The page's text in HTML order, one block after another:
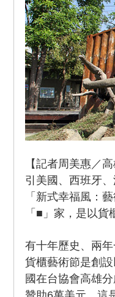
【記者周美惠／
引美國、西班牙
「新式幸福風：
「■」家，是以貨
有十年歷史、兩
貨櫃藝術節是創
國在台協會高雄